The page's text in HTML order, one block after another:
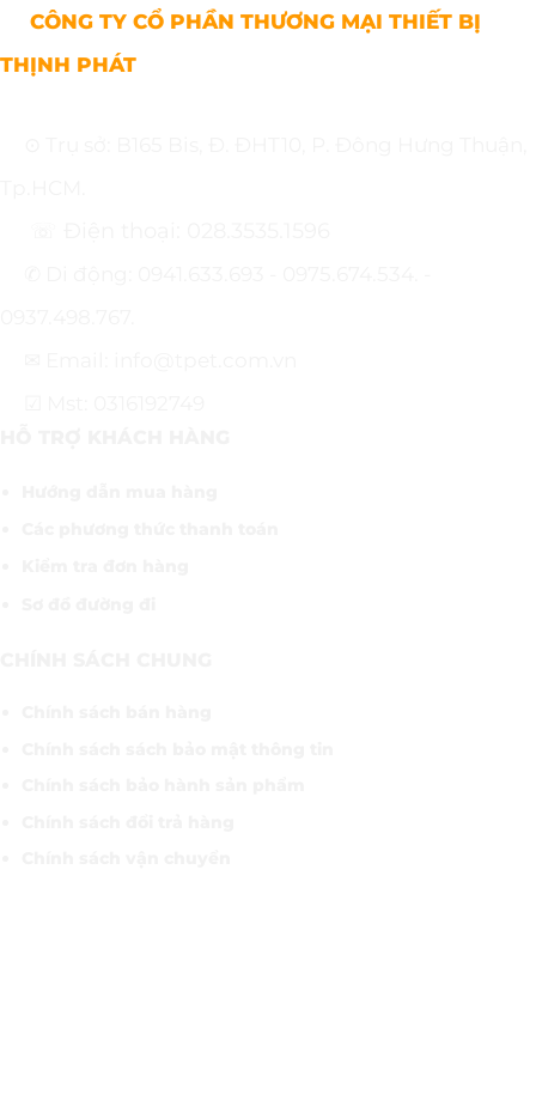
CÔNG TY CỔ PHẦN THƯƠNG MẠI THIẾT BỊ
THỊNH PHÁT